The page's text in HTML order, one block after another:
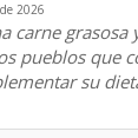
2026
carne
pueblos que
su